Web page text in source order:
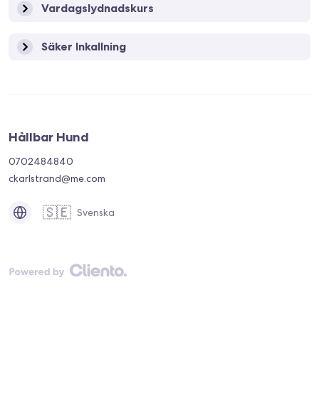
Vardagslydnadskurs
Säker Inkallning
Hållbar Hund
0702484840
ckarlstrand@me.com
🇸🇪 Svenska